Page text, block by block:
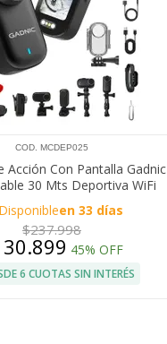
COD. MCDEP025
Acción Con Pantalla Gadnic
30 Mts Deportiva WiFi
Batería 1000 mAh
Disponibleen 33 días
$237.998
45% OFF
6 CUOTAS SIN INTERÉS